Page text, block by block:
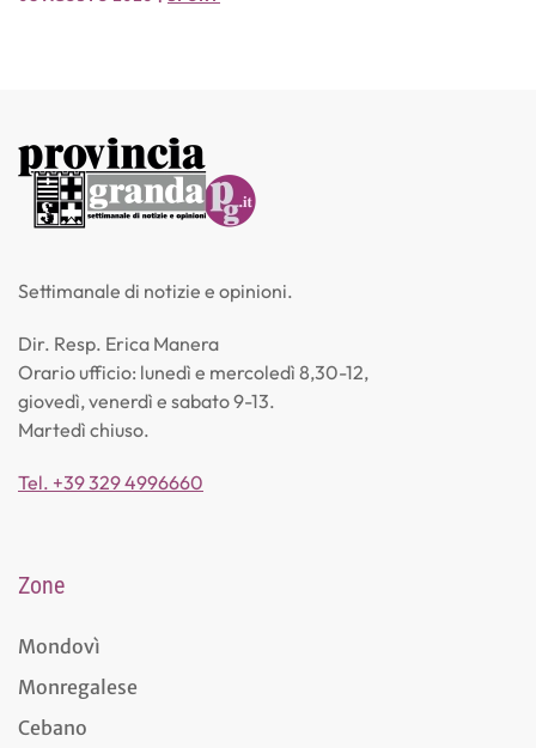
Settimanale di notizie e opinioni.
Dir. Resp. Erica Manera
Orario ufficio: lunedì e mercoledì 8,30-12,
giovedì, venerdì e sabato 9-13.
Martedì chiuso.
Tel. +39 329 4996660
Zone
Mondovì
Monregalese
Cebano